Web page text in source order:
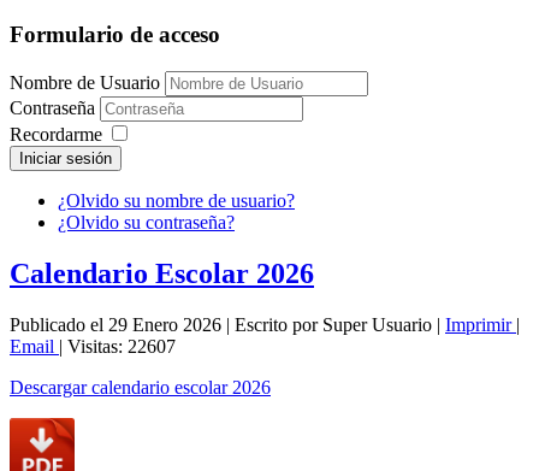
Formulario de acceso
Nombre de Usuario
Contraseña
Recordarme
Iniciar sesión
¿Olvido su nombre de usuario?
¿Olvido su contraseña?
Calendario Escolar 2026
Publicado el 29 Enero 2026 | Escrito por Super Usuario | Imprimir |
Email | Visitas: 22607
Descargar calendario escolar 2026